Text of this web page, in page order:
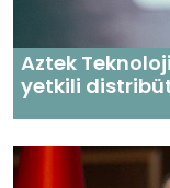
Aztek
yetkili